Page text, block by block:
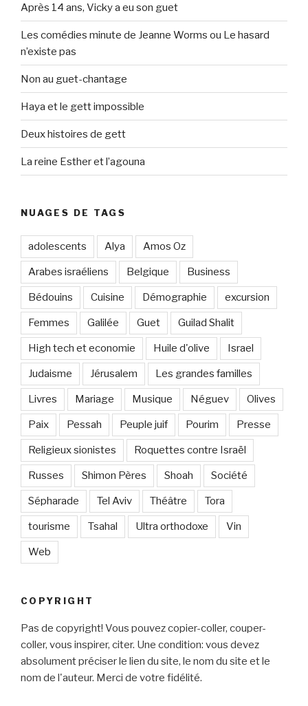
Après 14 ans, Vicky a eu son guet
Les comédies minute de Jeanne Worms ou Le hasard
n’existe pas
Non au guet-chantage
Haya et le gett impossible
Deux histoires de gett
La reine Esther et l’agouna
NUAGES DE TAGS
adolescents Alya Amos Oz
Arabes israéliens Belgique Business
Bédouins Cuisine Démographie excursion
Femmes Galilée Guet Guilad Shalit
High tech et economie Huile d'olive Israel
Judaisme Jérusalem Les grandes familles
Livres Mariage Musique Néguev Olives
Paix Pessah Peuple juif Pourim Presse
Religieux sionistes Roquettes contre Israël
Russes Shimon Pères Shoah Société
Sépharade Tel Aviv Théâtre Tora
tourisme Tsahal Ultra orthodoxe Vin
Web
COPYRIGHT
Pas de copyright! Vous pouvez copier-coller, couper-
coller, vous inspirer, citer. Une condition: vous devez
absolument préciser le lien du site, le nom du site et le
nom de l'auteur. Merci de votre fidélité.